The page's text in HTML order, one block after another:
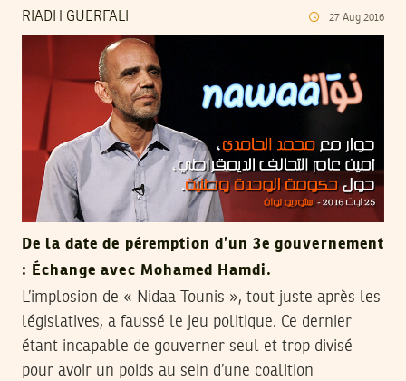
RIADH GUERFALI 27 Aug 2016
De la date de péremption d’un 3e gouvernement
: Échange avec Mohamed Hamdi.
L’implosion de « Nidaa Tounis », tout juste après les
législatives, a faussé le jeu politique. Ce dernier
étant incapable de gouverner seul et trop divisé
pour avoir un poids au sein d’une coalition